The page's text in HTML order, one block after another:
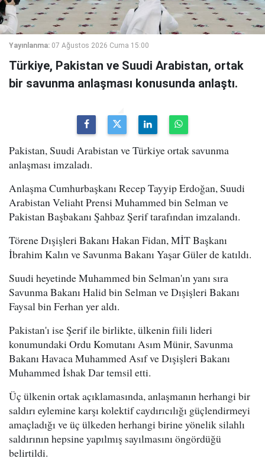
Yayınlanma: 07 Ağustos 2026 Cuma 15:00
Türkiye, Pakistan ve Suudi Arabistan, ortak
bir savunma anlaşması konusunda anlaştı.
Pakistan, Suudi Arabistan ve Türkiye ortak savunma
anlaşması imzaladı.
Anlaşma Cumhurbaşkanı Recep Tayyip Erdoğan, Suudi
Arabistan Veliaht Prensi Muhammed bin Selman ve
Pakistan Başbakanı Şahbaz Şerif tarafından imzalandı.
Törene Dışişleri Bakanı Hakan Fidan, MİT Başkanı
İbrahim Kalın ve Savunma Bakanı Yaşar Güler de katıldı.
Suudi heyetinde Muhammed bin Selman'ın yanı sıra
Savunma Bakanı Halid bin Selman ve Dışişleri Bakanı
Faysal bin Ferhan yer aldı.
Pakistan'ı ise Şerif ile birlikte, ülkenin fiili lideri
konumundaki Ordu Komutanı Asım Münir, Savunma
Bakanı Havaca Muhammed Asıf ve Dışişleri Bakanı
Muhammed İshak Dar temsil etti.
Üç ülkenin ortak açıklamasında, anlaşmanın herhangi bir
saldırı eylemine karşı kolektif caydırıcılığı güçlendirmeyi
amaçladığı ve üç ülkeden herhangi birine yönelik silahlı
saldırının hepsine yapılmış sayılmasını öngördüğü
belirtildi.